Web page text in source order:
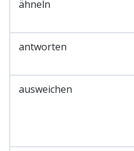
ähneln
antworten
ausweichen